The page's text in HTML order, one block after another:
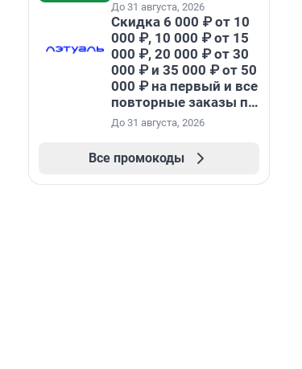
До 31 августа, 2026
Скидка 6 000 ₽ от 10
000 ₽, 10 000 ₽ от 15
000 ₽, 20 000 ₽ от 30
000 ₽ и 35 000 ₽ от 50
000 ₽ на первый и все
повторные заказы по
промокоду НАБЕРИ
До 31 августа, 2026
Все промокоды